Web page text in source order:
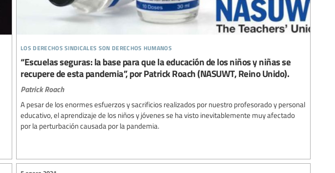
los derechos sindicales son derechos humanos
“Escuelas seguras: la base para que la educación de los niños y niñas se
recupere de esta pandemia”, por Patrick Roach (NASUWT, Reino Unido).
Patrick Roach
A pesar de los enormes esfuerzos y sacrificios realizados por nuestro profesorado y personal
educativo, el aprendizaje de los niños y jóvenes se ha visto inevitablemente muy afectado
por la perturbación causada por la pandemia.